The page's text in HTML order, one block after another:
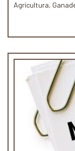
Agricultura,
nuevas vías de
ámbitos